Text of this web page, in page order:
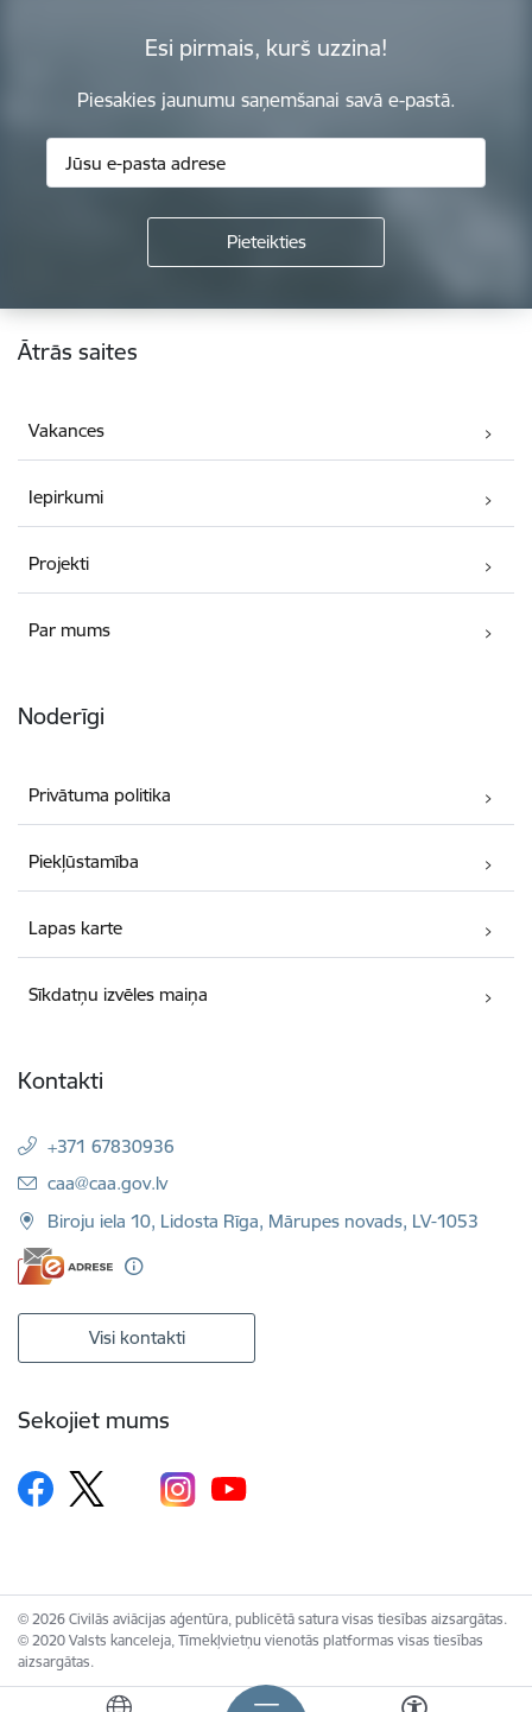
Esi pirmais, kurš uzzina!
Piesakies jaunumu saņemšanai savā e-pastā.
Kājene
Ātrās saites
Vakances
Iepirkumi
Projekti
Par mums
Noderīgi
Privātuma politika
Piekļūstamība
Lapas karte
Sīkdatņu izvēles maiņa
Kontakti
+371 67830936
E-pasts:
caa@caa.gov.lv
Biroju iela 10, Lidosta Rīga, Mārupes novads, LV-1053
Visi kontakti
Sekojiet mums
© 2026 Civilās aviācijas aģentūra, publicētā satura visas tiesības aizsargātas.
© 2020 Valsts kanceleja, Tīmekļvietņu vienotās platformas visas tiesības
aizsargātas.